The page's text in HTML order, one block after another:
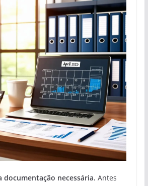
documentação necessária. Antes